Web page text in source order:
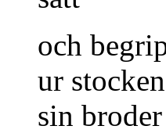
och
ur
sin